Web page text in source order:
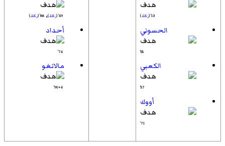
13' ( ركلة.)
الحسوني
55'
الكعبي
57'
أووك
71'
49' ( ركلة.)، 88' ( ركلة.)
أحداد
74'
مالانغو
90+4'